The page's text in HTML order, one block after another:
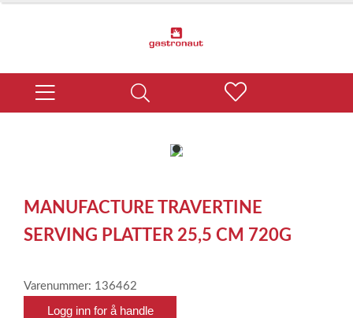
item
of
1
MANUFACTURE TRAVERTINE
SERVING PLATTER 25,5 CM 720G
Varenummer: 136462
Logg inn for å handle